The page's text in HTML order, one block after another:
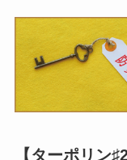
【ターポリン